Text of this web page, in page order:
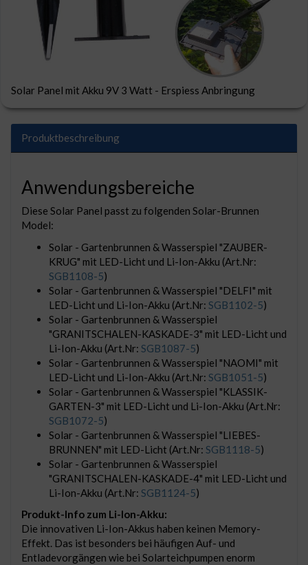
Solar Panel mit Akku 9V 3 Watt - Erspiess Anbringung
Produktbeschreibung
Anwendungsbereiche
Diese Solar Panel passt zu folgenden Solar-Brunnen
Model:
Solar - Gartenbrunnen & Wasserspiel "ZAUBER-
KRUG" mit LED-Licht und Li-Ion-Akku (Art.Nr:
SGB1108-5)
Solar - Gartenbrunnen & Wasserspiel "DELFI" mit
LED-Licht und Li-Ion-Akku (Art.Nr: SGB1102-5)
Solar - Gartenbrunnen & Wasserspiel
"GRANITSCHALEN-KASKADE-3" mit LED-Licht und
Li-Ion-Akku (Art.Nr: SGB1087-5)
Solar - Gartenbrunnen & Wasserspiel "NAOMI" mit
LED-Licht und Li-Ion-Akku (Art.Nr: SGB1051-5)
Solar - Gartenbrunnen & Wasserspiel "KLASSIK-
GARTEN-3" mit LED-Licht und Li-Ion-Akku (Art.Nr:
SGB1072-5)
Solar - Gartenbrunnen & Wasserspiel "LIEBES-
BRUNNEN" mit LED-Licht (Art.Nr: SGB1118-5)
Solar - Gartenbrunnen & Wasserspiel
"GRANITSCHALEN-KASKADE-4" mit LED-Licht und
Li-Ion-Akku (Art.Nr: SGB1124-5)
Produkt-Info zum Li-Ion-Akku:
Die innovativen Li-Ion-Akkus haben keinen Memory-
Effekt. Das ist besonders bei häufigen Auf- und
Entladevorgängen wie bei Solarteichpumpen enorm